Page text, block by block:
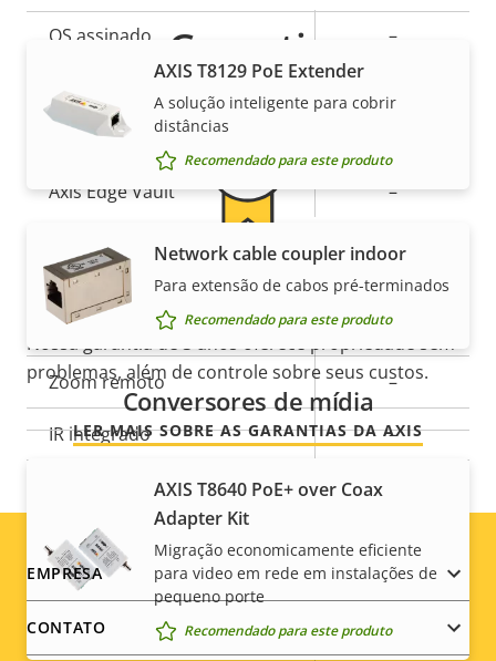
Descrição
propriedade
propriedade
OS assinado –
Secure keystore
Axis Edge Vault –
Geral
Descrição
da
propriedade
Valor da
propriedade
Foco remoto –
Zoom remoto –
IR integrado –
Armazenamento local
(entrada para cartão de
memória)
Temperatura operacional 0 to 45 °C
Para uso em áreas externas
AXIS T8129 PoE Extender
A solução inteligente para cobrir
distâncias
Recomendado para este produto
Network cable coupler indoor
Para extensão de cabos pré-terminados
Recomendado para este produto
Conversores de mídia
AXIS T8640 PoE+ over Coax
Adapter Kit
Migração economicamente eficiente
para video em rede em instalações de
pequeno porte
Recomendado para este produto
Garantia
Para ainda mais tranquilidade
Nossa garantia de 3 anos oferece propriedade sem
problemas, além de controle sobre seus custos.
LER MAIS SOBRE AS GARANTIAS DA AXIS
Footer
menu
EMPRESA
CONTATO